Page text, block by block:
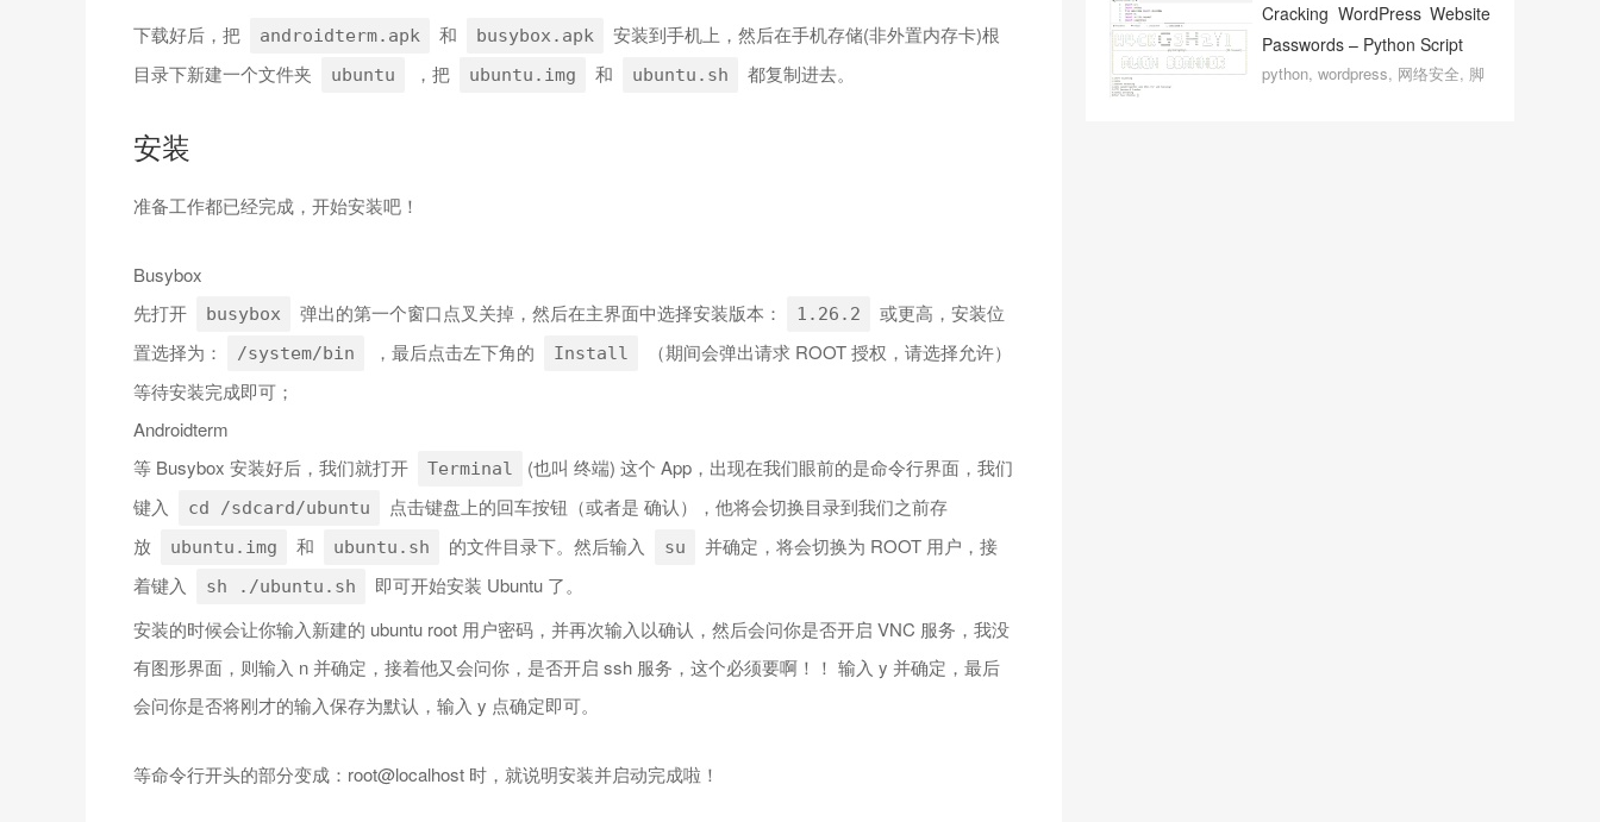
下载好后，把 androidterm.apk 和 busybox.apk
安装到手机上，然后在手机存储(非外置内存卡)根
目录下新建一个文件夹
ubuntu ，把 ubuntu.img 和 ubuntu.sh 都复制进去。
安装
准备工作都已经完成，开始安装吧！
Busybox
先打开
busybox 弹出的第一个窗口点叉关掉，然后在主界面中选择安装版本： 1.26.2
或更高，安装位
置选择为：
/system/bin ，最后点击左下角的 Install
（期间会弹出请求 ROOT 授权，请选择允许）
等待安装完成即可；
Androidterm
等 Busybox 安装好后，我们就打开
Terminal
(也叫 终端) 这个 App，出现在我们眼前的是命令行界面，我们
键入
cd /sdcard/ubuntu
点击键盘上的回车按钮（或者是 确认），他将会切换目录到我们之前存
放
ubuntu.img 和 ubuntu.sh 的文件目录下。然后输入 su
并确定，将会切换为 ROOT 用户，接
着键入
sh ./ubuntu.sh
即可开始安装 Ubuntu 了。
安装的时候会让你输入新建的 ubuntu root 用户密码，并再次输入以确认，然后会问你是否开启 VNC 服务，我没
有图形界面，则输入 n 并确定，接着他又会问你，是否开启 ssh 服务，这个必须要啊！！ 输入 y 并确定，最后
会问你是否将刚才的输入保存为默认，输入 y 点确定即可。
等命令行开头的部分变成：root@localhost 时，就说明安装并启动完成啦！
Cracking WordPress Website
Passwords – Python Script
python, wordpress, 网络安全, 脚